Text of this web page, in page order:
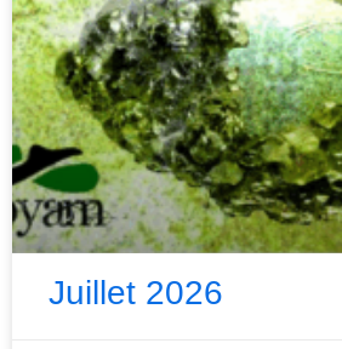
Juillet 2026